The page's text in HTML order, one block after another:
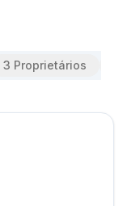
3 Proprietários